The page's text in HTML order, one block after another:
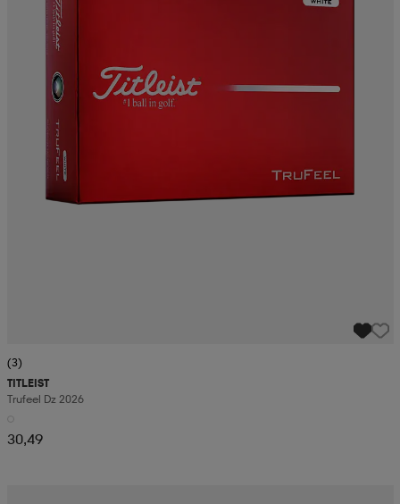
(3)
TITLEIST
Trufeel Dz 2026
30,49